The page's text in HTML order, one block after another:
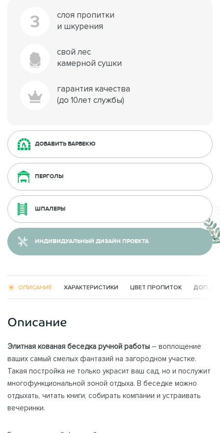
3
слоя пропитки
и шкурения
свой лес
камерной сушки
гарантия качества
(до 10лет службы)
ДОБАВИТЬ БАРБЕКЮ
ПЕРГОЛЫ
ШПАЛЕРЫ
ИНДИВИДУАЛЬНЫЙ ДИЗАЙН ПРОЕКТА
ОПИСАНИЕ ХАРАКТЕРИСТИКИ ЦВЕТ ПРОПИТОК ДОП.
Описание
Элитная кованая беседка ручной работы – воплощение
ваших самый смелых фантазий на загородном участке.
Такая постройка не только украсит ваш сад, но и послужит
многофункциональной зоной отдыха. В беседке можно
отдыхать, читать книги, собирать компании и устраивать
вечеринки.